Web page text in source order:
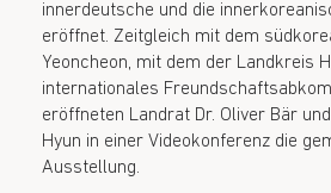
innerdeutsche und die
eröffnet. Zeitgleich mit dem
Yeoncheon, mit dem der Landkreis
internationales
eröffneten Landrat Dr. Oliver Bär
Hyun in einer Videokonferenz die
Ausstellung.